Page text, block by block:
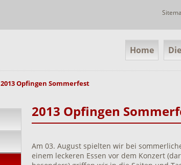
überspringen
Home
2013 Opfingen Sommerfest
2013 Opfingen
Am 03. August spielten wir bei
einem leckeren Essen vor dem Konzert